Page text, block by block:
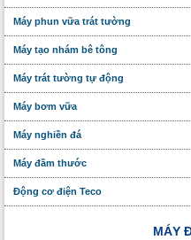
Máy phun vữa trát tường
Máy tạo nhám bê tông
Máy trát tường tự động
Máy bơm vữa
Máy nghiền đá
Máy đầm thước
Động cơ điện Teco
MÁY